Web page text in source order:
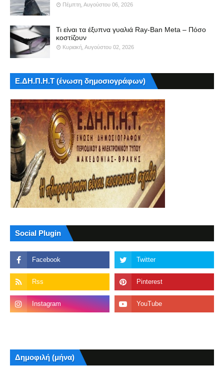
Πέμπτη, Αυγούστου 06, 2026
Τι είναι τα έξυπνα γυαλιά Ray-Ban Meta – Πόσο
κοστίζουν
Κυριακή, Αυγούστου 02, 2026
Ε.ΔΗ.Π.Η.Τ (ένωση δημοσιογράφων)
Social Plugin
Δημοφιλή (μήνα)